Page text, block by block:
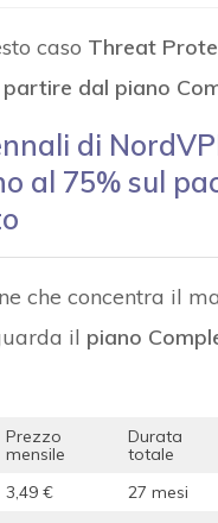
caso Threat
dal piano
di
al 75% sul
che concentra il
il piano
Prezzo
mensile
Durata
totale
3,49 € 27 mesi